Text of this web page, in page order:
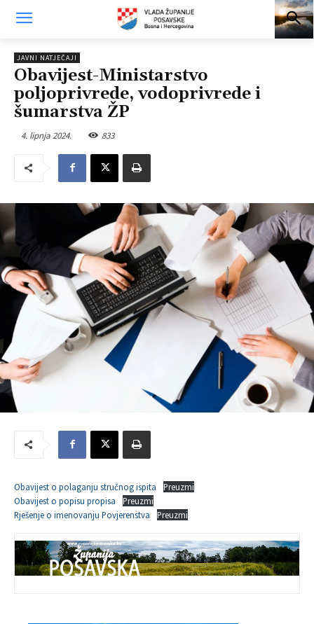
JAVNI NATJEČAJI
Obavijest-Ministarstvo
poljoprivrede, vodoprivrede i
šumarstva ŽP
4. lipnja 2024. 833
Obavijest o polaganju stručnog ispita
Preuzmi
Obavijest o popisu propisa
Preuzmi
Rješenje o imenovanju Povjerenstva
Preuzmi